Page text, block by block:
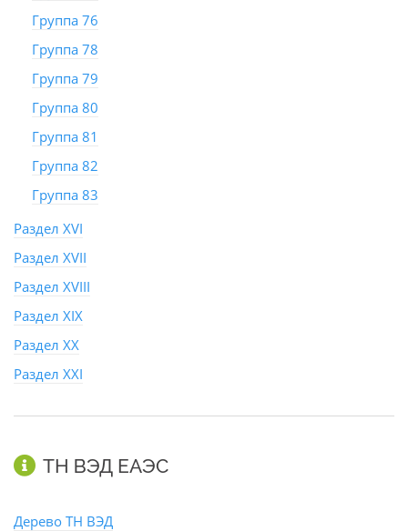
Группа 76
Группа 78
Группа 79
Группа 80
Группа 81
Группа 82
Группа 83
Раздел XVI
Раздел XVII
Раздел XVIII
Раздел XIX
Раздел XX
Раздел XXI
ТН ВЭД ЕАЭС
Дерево ТН ВЭД